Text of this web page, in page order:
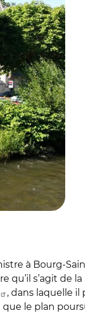
à Bourg-
qu’il s’agit de
, dans laquelle il
le plan